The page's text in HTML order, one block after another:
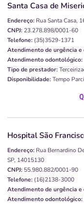
Santa Casa de
Endereço: Rua Santa Casa,
CNPJ: 23.278.898/0001-60
Telefone: (35)3529-1371
Atendimento de urgência e
Atendimento odontológico:
Tipo de prestador:
Disponibilidade:Tempo
Hospital São
Endereço: Rua Bernardino
SP, 14015130
CNPJ: 55.980.882/0001-90
Telefone: (16)2138-3000
Atendimento de urgência e
Atendimento odontológico: